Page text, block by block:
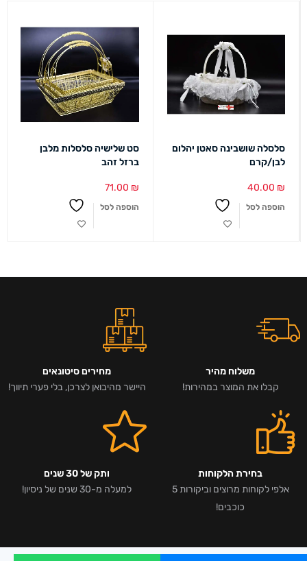
סלסלה שושבינה סאטן יהלום
לבן/קרם
40.00 ₪
הוספה לסל
סט שלישיה סלסלות מלבן
ברזל זהב
71.00 ₪
הוספה לסל
משלוח מהיר
קבלו את המוצר במהירות!
מחירים סיטונאים
היישר מהיבואן לצרכן, בלי פערי תיווך!
בחירת הלקוחות
אלפי לקוחות מרוצים וביקורות 5
כוכבים!
ותק של 30 שנים
למעלה מ-30 שנים של ניסיון!